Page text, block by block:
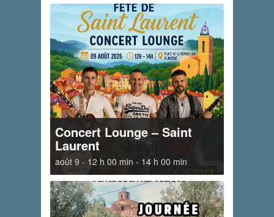
Concert Lounge – Saint
Laurent
août 9 - 12 h 00 min - 14 h 00 min